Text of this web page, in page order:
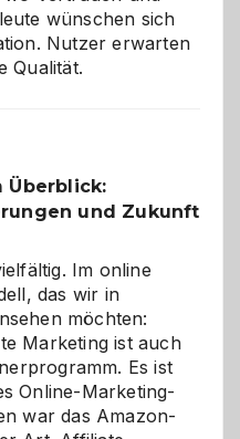
wünschen sich
Nutzer erwarten
Qualität.
Überblick:
und Zukunft
Im online
das wir in
möchten:
Marketing ist auch
Es ist
Online-Marketing-
war das Amazon-